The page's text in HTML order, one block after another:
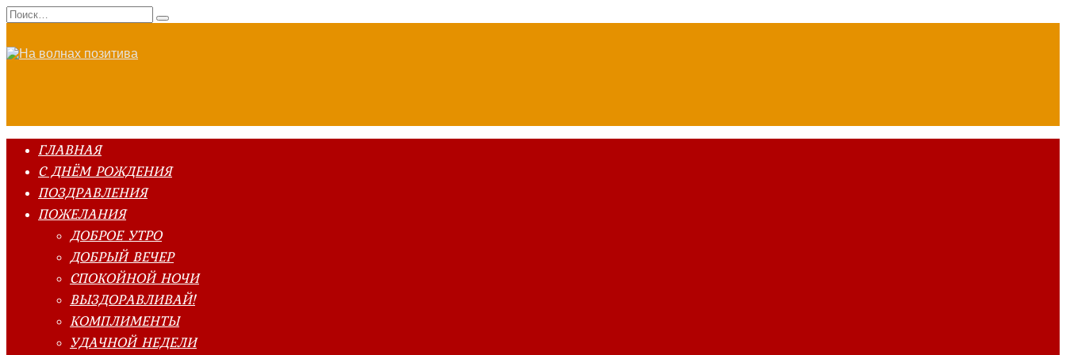
Перейти
к
Search
for:
ГЛАВНАЯ
С ДНЁМ РОЖДЕНИЯ
ПОЗДРАВЛЕНИЯ
ПОЖЕЛАНИЯ
ДОБРОЕ УТРО
ДОБРЫЙ ВЕЧЕР
СПОКОЙНОЙ НОЧИ
ВЫЗДОРАВЛИВАЙ!
КОМПЛИМЕНТЫ
УДАЧНОЙ НЕДЕЛИ